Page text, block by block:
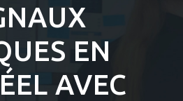
EN
AVEC